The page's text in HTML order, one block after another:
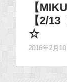
【
【2/
☆
2016年2月